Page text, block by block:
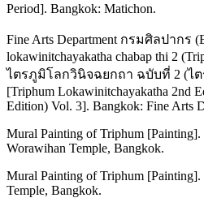
Period]. Bangkok: Matichon.
Fine Arts Department กรมศิลปากร
lokawinitchayakatha chabap thi 2
ไตรภูมิโลกวินิจฉยกถา ฉบับที่ 2 (ไ
[Triphum Lokawinitchayakatha 2nd
Edition) Vol. 3]. Bangkok: Fine Arts
Mural Painting of Triphum [Painting].
Worawihan Temple, Bangkok.
Mural Painting of Triphum
Temple, Bangkok.